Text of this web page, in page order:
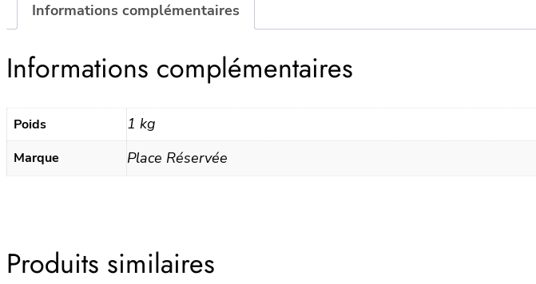
Informations complémentaires
Informations complémentaires
Poids 1 kg
Marque Place Réservée
Produits similaires